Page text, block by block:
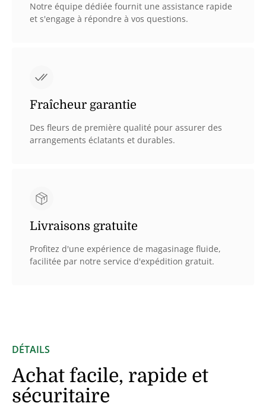
Notre équipe dédiée fournit une assistance rapide
et s'engage à répondre à vos questions.
Fraîcheur garantie
Des fleurs de première qualité pour assurer des
arrangements éclatants et durables.
Livraisons gratuite
Profitez d'une expérience de magasinage fluide,
facilitée par notre service d'expédition gratuit.
DÉTAILS
Achat facile, rapide et
sécuritaire